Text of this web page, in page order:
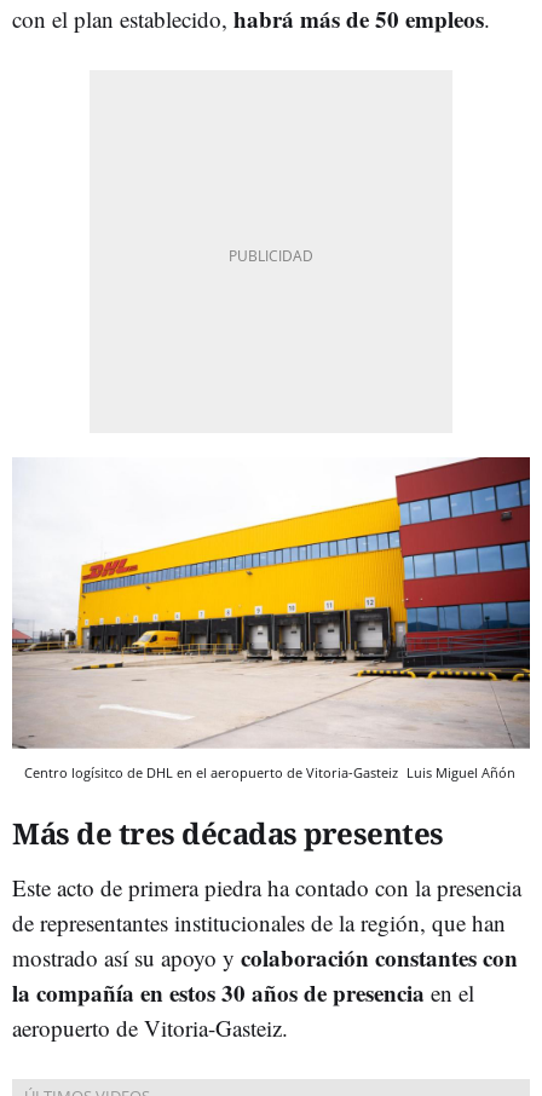
con el plan establecido, habrá más de 50 empleos.
Centro logísitco de DHL en el aeropuerto de Vitoria-Gasteiz Luis Miguel Añón
Más de tres décadas presentes
Este acto de primera piedra ha contado con la presencia
de representantes institucionales de la región, que han
mostrado así su apoyo y colaboración constantes con
la compañía en estos 30 años de presencia en el
aeropuerto de Vitoria-Gasteiz.